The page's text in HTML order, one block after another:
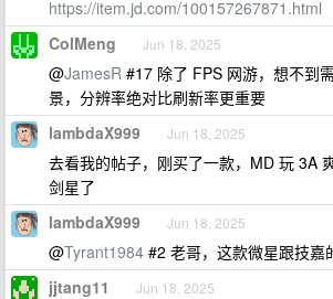
https://item.jd.com/100157267871.html
ColMeng Jun 18, 2025
@JamesR #17 除了 FPS 网游，想不到
景，分辨率绝对比刷新率更重要
lambdaX999 Jun 18, 2025
去看我的帖子，刚买了一款，MD 玩 3A
剑星了
lambdaX999 Jun 18, 2025
@Tyrant1984 #2 老哥，这款微星跟技嘉
jjtang11 Jun 18, 2025